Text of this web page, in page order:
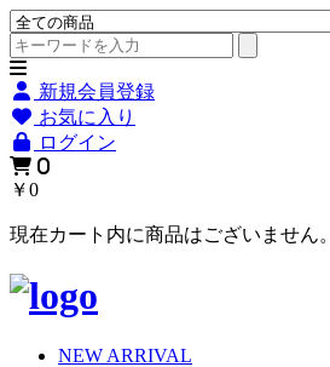
新規会員登録
お気に入り
ログイン
0
￥0
現在カート内に商品はございません。
NEW ARRIVAL